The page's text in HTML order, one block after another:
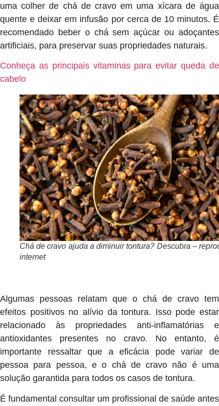
uma colher de chá de cravo em uma xícara de água
quente e deixar em infusão por cerca de 10 minutos. É
recomendado beber o chá sem açúcar ou adoçantes
artificiais, para preservar suas propriedades naturais.
Conheça as principais vitaminas para evitar queda de
cabelo
Chá de cravo ajuda a diminuir tontura? Descubra –
internet
Algumas pessoas relatam que o chá de cravo tem
efeitos positivos no alívio da tontura. Isso pode estar
relacionado às propriedades anti-inflamatórias e
antioxidantes presentes no cravo. No entanto, é
importante ressaltar que a eficácia pode variar de
pessoa para pessoa, e o chá de cravo não é uma
solução garantida para todos os casos de tontura.
É fundamental consultar um profissional de saúde antes